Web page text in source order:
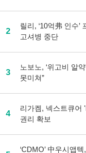
2
릴리, ‘10억弗 인수’
고셔병 중단
3
노보노, ‘위고비 알
못미쳐”
4
리가켐, 넥스트큐어
권리 확보
‘CDMO’ 中우시앱